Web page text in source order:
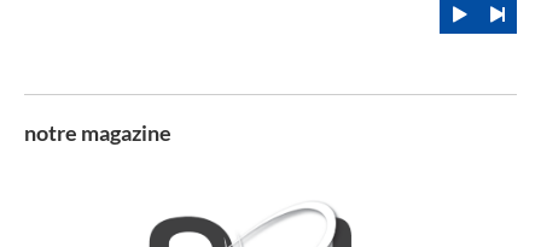
notre magazine